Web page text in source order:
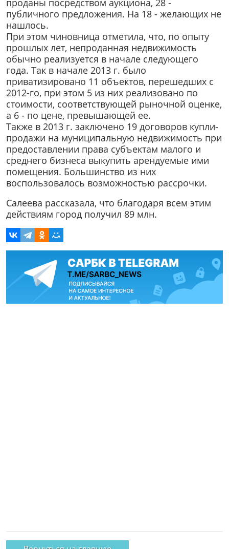
публичного предложения. На 18 - желающих не
нашлось.
При этом чиновница отметила, что, по опыту
прошлых лет, непроданная недвижимость
обычно реализуется в начале следующего
года. Так в начале 2013 г. было
приватизировано 11 объектов, перешедших с
2012-го, при этом 5 из них реализовано по
стоимости, соответствующей рыночной оценке,
а 6 - по цене, превышающей ее.
Также в 2013 г. заключено 19 договоров купли-
продажи на муниципальную недвижимость при
предоставлении права субъектам малого и
среднего бизнеса выкупить арендуемые ими
помещения. Большинство из них
воспользовалось возможностью рассрочки.
Салеева рассказала, что благодаря всем этим
действиям город получил 89 млн.